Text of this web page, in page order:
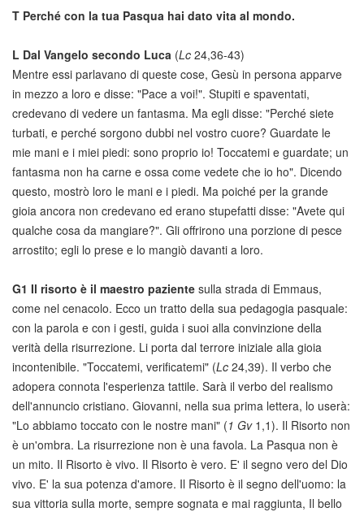
T Perché con la tua Pasqua hai dato vita al mondo.
L Dal Vangelo secondo Luca (Lc 24,36-43)
Mentre essi parlavano di queste cose, Gesù in persona apparve
in mezzo a loro e disse: "Pace a voi!". Stupiti e spaventati,
credevano di vedere un fantasma. Ma egli disse: "Perché siete
turbati, e perché sorgono dubbi nel vostro cuore? Guardate le
mie mani e i miei piedi: sono proprio io! Toccatemi e guardate; un
fantasma non ha carne e ossa come vedete che io ho". Dicendo
questo, mostrò loro le mani e i piedi. Ma poiché per la grande
gioia ancora non credevano ed erano stupefatti disse: "Avete qui
qualche cosa da mangiare?". Gli offrirono una porzione di pesce
arrostito; egli lo prese e lo mangiò davanti a loro.
G1 Il risorto è il maestro paziente sulla strada di Emmaus,
come nel cenacolo. Ecco un tratto della sua pedagogia pasquale:
con la parola e con i gesti, guida i suoi alla convinzione della
verità della risurrezione. Li porta dal terrore iniziale alla gioia
incontenibile. "Toccatemi, verificatemi" (Lc 24,39). Il verbo che
adopera connota l'esperienza tattile. Sarà il verbo del realismo
dell'annuncio cristiano. Giovanni, nella sua prima lettera, lo userà:
"Lo abbiamo toccato con le nostre mani" (1 Gv1,1). Il Risorto non
è un'ombra. La risurrezione non è una favola. La Pasqua non è
un mito. Il Risorto è vivo. Il Risorto è vero. E' il segno vero del Dio
vivo. E' la sua potenza d'amore. Il Risorto è il segno dell'uomo: la
sua vittoria sulla morte, sempre sognata e mai raggiunta, Il bello